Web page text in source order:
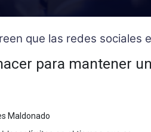
que las redes
para mantener
Maldonado